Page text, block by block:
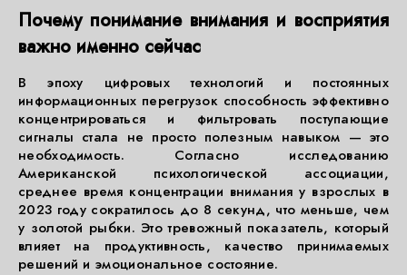
Почему понимание внимания и восприятия
важно именно сейчас
В эпоху цифровых технологий и постоянных
информационных перегрузок способность эффективно
концентрироваться и фильтровать поступающие
сигналы стала не просто полезным навыком — это
необходимость. Согласно исследованию
Американской психологической ассоциации,
среднее время концентрации внимания у взрослых в
2023 году сократилось до 8 секунд, что меньше, чем
у золотой рыбки. Это тревожный показатель, который
влияет на продуктивность, качество принимаемых
решений и эмоциональное состояние.